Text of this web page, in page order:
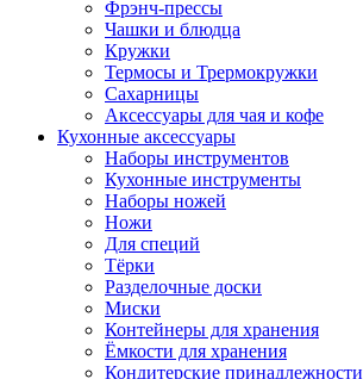
Фрэнч-прессы
Чашки и блюдца
Кружки
Термосы и Трермокружки
Сахарницы
Аксессуары для чая и кофе
Кухонные аксессуары
Наборы инструментов
Кухонные инструменты
Наборы ножей
Ножи
Для специй
Тёрки
Разделочные доски
Миски
Контейнеры для хранения
Ёмкости для хранения
Кондитерские принадлежности